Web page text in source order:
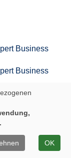
Business
Business
Business
Business
OK